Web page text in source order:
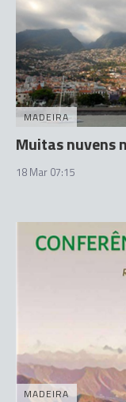
MADEIRA
Muitas nuvens
18 Mar 07:15
MADEIRA